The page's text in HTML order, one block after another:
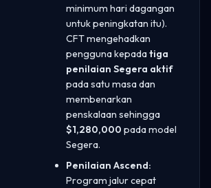
minimum hari dagangan
untuk peningkatan itu).
CFT mengehadkan
pengguna kepadatiga
penilaian Segera aktif
pada satu masa dan
membenarkan
penskalaan sehingga
$1,280,000 pada model
Segera.
Penilaian Ascend:
Program jalur cepat